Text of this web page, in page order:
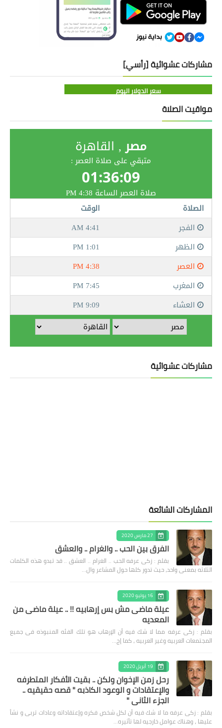
مشاركات عشوائية [رأسي]
سعر الدولار اليوم
مواقيت الصلاة
مشاركات عشوائية
المشاركات الشائعة
27 مارس 2020
الفرق بين الحب .. والغرام .. والعشق
بقلم : زكى عرفه الحب .. الغرام .. العشق .. قد تبدو هذه الكلمات
الثلاثه بمعنى واحد، حيث تدور كلها حول المشاعر وال…
16 يوليو 2020
عيلة ماضى مش بس إرهابيه !! .. عيلة ماضى من
المعديه
بقلم : زكى عرفه مما لا شك فيه أن الإرهاب هو تلك الفئه المنبوذه فى جميع
المجتمعات العربيه وغير العربيه ، كما إج…
19 أبريل 2020
رحل زمن الإخوان ولكن .. بقيت الأفكار المتطرفه
والإعتقادات و الوعود الكاذبه " قصه حقيقيه ..
الجزء الثاني "
بقلم : زكى عرفه ‎ما لا شك فيه أن لكل شخص فكره وإعتقاداته وعادات تربى و نشأ
عليها ، وهناك عوامل خارجيه لها تأثيره…